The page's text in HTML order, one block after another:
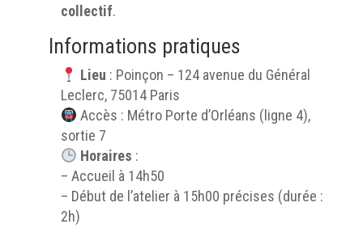
collectif.
Informations pratiques
Lieu : Poinçon – 124 avenue du Général
Leclerc, 75014 Paris
Accès : Métro Porte d’Orléans (ligne 4),
sortie 7
Horaires :
– Accueil à 14h50
– Début de l’atelier à 15h00 précises (durée :
2h)